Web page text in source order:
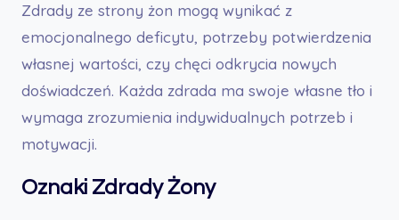
Zdrady ze strony żon mogą wynikać z
emocjonalnego deficytu, potrzeby potwierdzenia
własnej wartości, czy chęci odkrycia nowych
doświadczeń. Każda zdrada ma swoje własne tło i
wymaga zrozumienia indywidualnych potrzeb i
motywacji.
Oznaki Zdrady Żony